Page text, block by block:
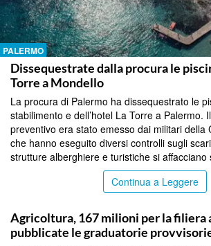
PALERMO
Dissequestrate dalla procura le
Torre a Mondello
La procura di Palermo ha dissequestrato le
stabilimento e dell’hotel La Torre a Palermo.
preventivo era stato emesso dai militari della
che hanno eseguito diversi controlli sugli
strutture alberghiere e turistiche si affacciano
Continua a Leggere
Agricoltura, 167 milioni per la filiera
pubblicate le graduatorie